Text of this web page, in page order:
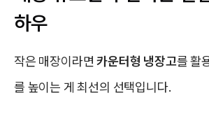
하우
작은 매장이라면카운터형 냉장고를 활
를 높이는 게 최선의 선택입니다.